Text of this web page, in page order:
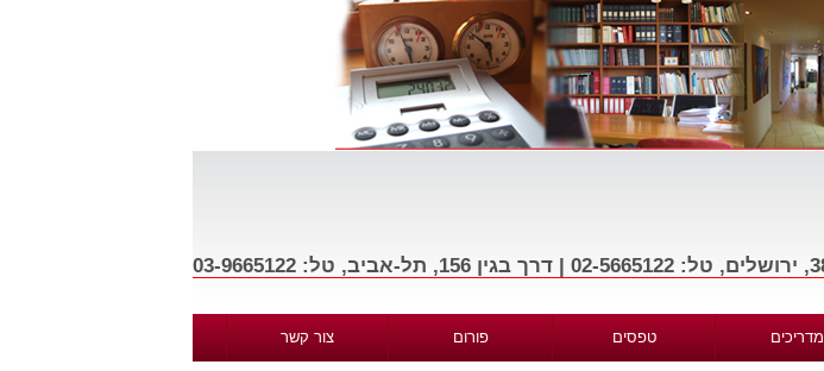
מדריכים טפסים פורום צור קשר